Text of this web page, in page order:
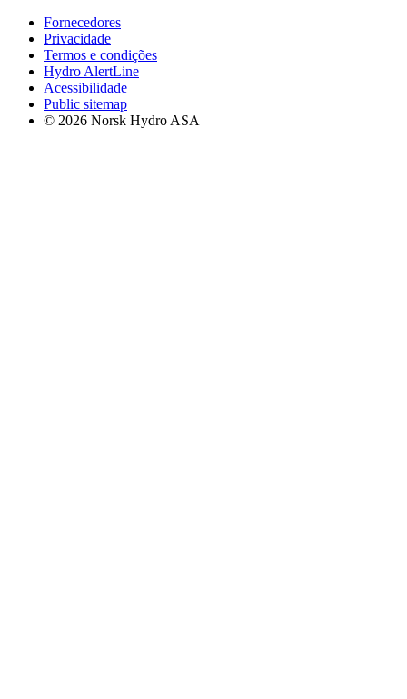
Fornecedores
Privacidade
Termos e condições
Hydro AlertLine
Acessibilidade
Public sitemap
© 2026 Norsk Hydro ASA